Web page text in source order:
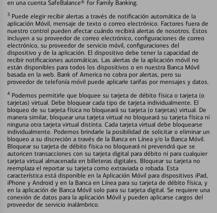
en una cuenta SafeBalance® for Family Banking.
3 Puede elegir recibir alertas a través de notificación automática de la
aplicación Móvil, mensaje de texto o correo electrónico. Factores fuera de
nuestro control pueden afectar cuándo recibirá alertas de nosotros. Estos
incluyen a su proveedor de correo electrónico, configuraciones de correo
electrónico, su proveedor de servicio móvil, configuraciones del
dispositivo y de la aplicación. El dispositivo debe tener la capacidad de
recibir notificaciones automáticas. Las alertas de la aplicación móvil no
están disponibles para todos los dispositivos o en nuestra Banca Móvil
basada en la web. Bank of America no cobra por alertas, pero su
proveedor de telefonía móvil puede aplicarle tarifas por mensajes y datos.
4 Podemos permitirle que bloquee su tarjeta de débito física o tarjeta (o
tarjetas) virtual. Debe bloquear cada tipo de tarjeta individualmente. El
bloqueo de su tarjeta física no bloqueará su tarjeta (o tarjetas) virtual. De
manera similar, bloquear una tarjeta virtual no bloqueará su tarjeta física ni
ninguna otra tarjeta virtual distinta. Cada tarjeta virtual debe bloquearse
individualmente. Podemos brindarle la posibilidad de solicitar o eliminar un
bloqueo a su discreción a través de la Banca en Línea y/o la Banca Móvil.
Bloquear su tarjeta de débito física no bloqueará ni prevendrá que se
autoricen transacciones con su tarjeta digital para débito ni para cualquier
tarjeta virtual almacenada en billeteras digitales. Bloquear su tarjeta no
reemplaza el reportar su tarjeta como extraviada o robada. Esta
característica está disponible en la Aplicación Móvil para dispositivos iPad,
iPhone y Android y en la Banca en Línea para su tarjeta de débito física, y
en la aplicación de Banca Móvil solo para su tarjeta digital. Se requiere una
conexión de datos para la aplicación Móvil y pueden aplicarse cargos del
proveedor de servicio inalámbrico.